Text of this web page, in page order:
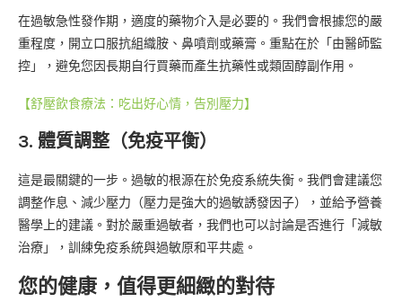
在過敏急性發作期，適度的藥物介入是必要的。我們會根據您的嚴
重程度，開立口服抗組織胺、鼻噴劑或藥膏。重點在於「由醫師監
控」，避免您因長期自行買藥而產生抗藥性或類固醇副作用。
【舒壓飲食療法：吃出好心情，告別壓力】
3. 體質調整（免疫平衡）
這是最關鍵的一步。過敏的根源在於免疫系統失衡。我們會建議您
調整作息、減少壓力（壓力是強大的過敏誘發因子），並給予營養
醫學上的建議。對於嚴重過敏者，我們也可以討論是否進行「減敏
治療」，訓練免疫系統與過敏原和平共處。
您的健康，值得更細緻的對待